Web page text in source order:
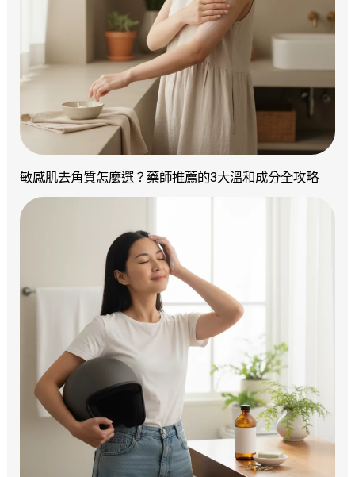
敏感肌去角質怎麼選？藥師推薦的3大溫和成分全攻略